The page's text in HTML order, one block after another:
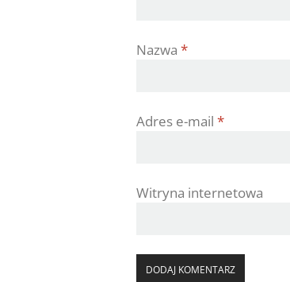
Nazwa *
Adres e-mail *
Witryna internetowa